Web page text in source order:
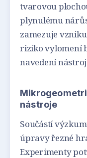
tvarovou
plynulému
zamezuje
riziko vylomení
navedení
nástroje
Součástí
úpravy řezné
Experimenty